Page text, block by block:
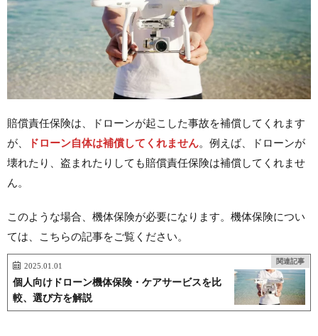
賠償責任保険は、ドローンが起こした事故を補償してくれます
が、
ドローン自体は補償してくれません。例えば、ドローンが
壊れたり、盗まれたりしても賠償責任保険は補償してくれませ
ん。
このような場合、機体保険が必要になります。機体保険につい
ては、こちらの記事をご覧ください。
関連記事
2025.01.01
個人向けドローン機体保険・ケアサービスを比
較、選び方を解説